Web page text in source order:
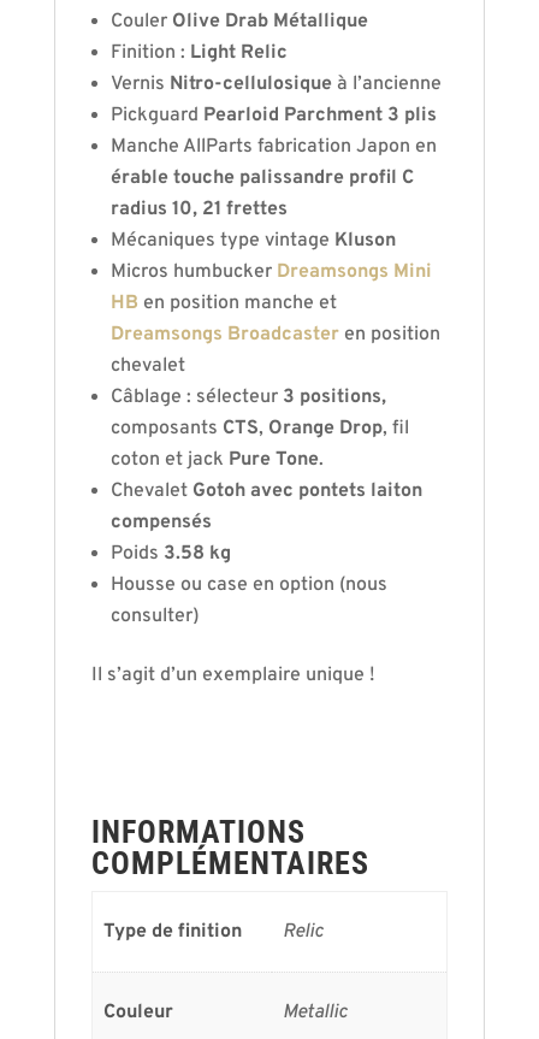
Couler Olive Drab Métallique
Finition : Light Relic
Vernis Nitro-cellulosique à l’ancienne
Pickguard Pearloid Parchment 3 plis
Manche AllParts fabrication Japon en
érable touche palissandre profil C
radius 10, 21 frettes
Mécaniques type vintage Kluson
Micros humbucker Dreamsongs Mini
HB en position manche et
Dreamsongs Broadcaster en position
chevalet
Câblage : sélecteur 3 positions,
composants CTS, Orange Drop, fil
coton et jack Pure Tone.
Chevalet Gotoh avec pontets laiton
compensés
Poids 3.58 kg
Housse ou case en option (nous
consulter)
Il s’agit d’un exemplaire unique !
INFORMATIONS
COMPLÉMENTAIRES
Type de finition Relic
Couleur Metallic